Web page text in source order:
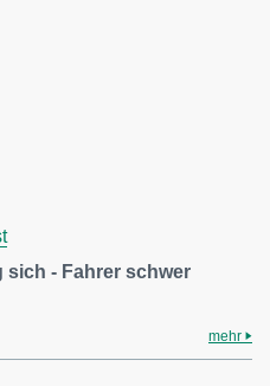
sich - Fahrer schwer
mehr